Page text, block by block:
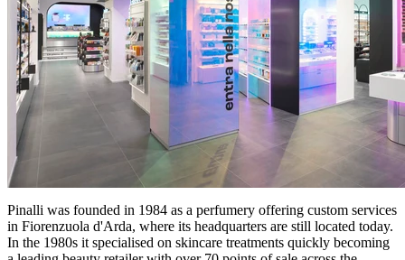
Pinalli was founded in 1984 as a perfumery offering custom services
in Fiorenzuola d'Arda, where its headquarters are still located today.
In the 1980s it specialised on skincare treatments quickly becoming